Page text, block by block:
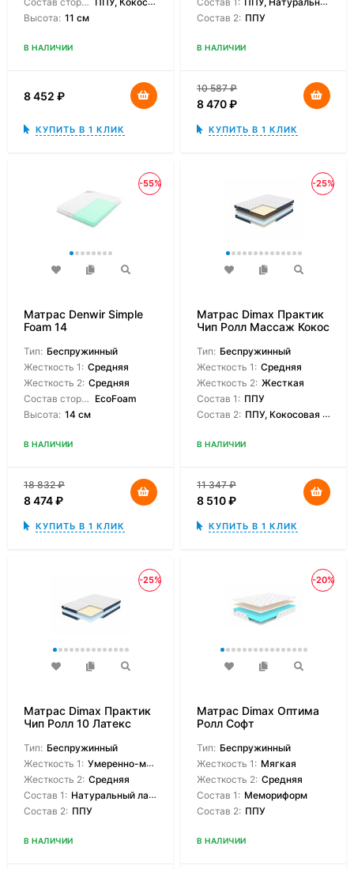
Высота: 11 см
В НАЛИЧИИ
8 452 ₽
КУПИТЬ В 1 КЛИК
Состав 2: ППУ
В НАЛИЧИИ
10 587₽
8 470₽
КУПИТЬ В 1 КЛИК
-55%
Матрас Denwir Simple
Foam 14
Тип: Беспружинный
Жесткость 1: Средняя
Жесткость 2: Средняя
Состав сторон: EcoFoam
Высота: 14 см
В НАЛИЧИИ
18 832₽
8 474₽
КУПИТЬ В 1 КЛИК
-25%
Матрас Dimax Практик
Чип Ролл Массаж Кокос
Тип: Беспружинный
Жесткость 1: Средняя
Жесткость 2: Жесткая
Состав 1: ППУ
Состав 2: ППУ, Кокосовая койра
В НАЛИЧИИ
11 347₽
8 510₽
КУПИТЬ В 1 КЛИК
-25%
Матрас Dimax Практик
Чип Ролл 10 Латекс
Тип: Беспружинный
Жесткость 1: Умеренно-мягкая
Жесткость 2: Средняя
Состав 1: Натуральный латекс
Состав 2: ППУ
В НАЛИЧИИ
-20%
Матрас Dimax Оптима
Ролл Софт
Тип: Беспружинный
Жесткость 1: Мягкая
Жесткость 2: Средняя
Состав 1: Мемориформ
Состав 2: ППУ
В НАЛИЧИИ